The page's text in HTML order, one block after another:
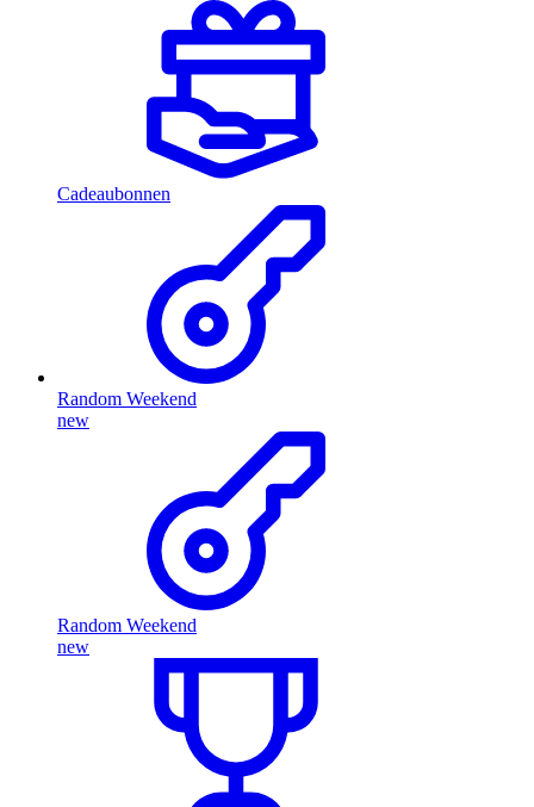
Cadeaubonnen
Random Weekend
new
Random Weekend
new